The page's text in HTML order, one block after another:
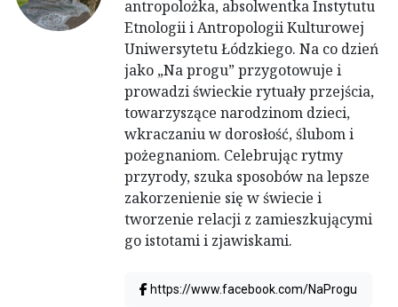
antropolożka, absolwentka Instytutu
Etnologii i Antropologii Kulturowej
Uniwersytetu Łódzkiego. Na co dzień
jako „Na progu” przygotowuje i
prowadzi świeckie rytuały przejścia,
towarzyszące narodzinom dzieci,
wkraczaniu w dorosłość, ślubom i
pożegnaniom. Celebrując rytmy
przyrody, szuka sposobów na lepsze
zakorzenienie się w świecie i
tworzenie relacji z zamieszkującymi
go istotami i zjawiskami.
https://www.facebook.com/NaProgu